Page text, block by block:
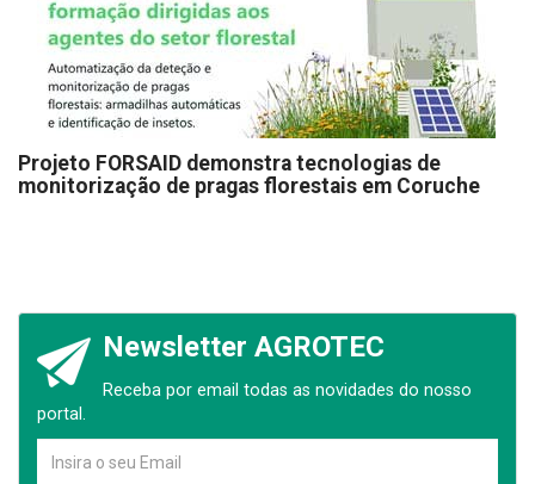
Projeto FORSAID demonstra tecnologias de
monitorização de pragas florestais em Coruche
Newsletter AGROTEC
Receba por email todas as novidades do nosso
portal.